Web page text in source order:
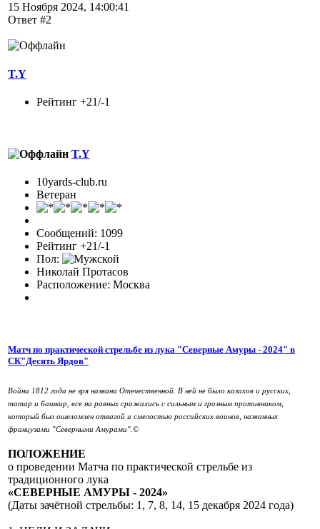
15 Ноября 2024, 14:00:41
Ответ #2
T.Y
Рейтинг +21/-1
T.Y
10yards-club.ru
Ветеран
Сообщений: 1099
Рейтинг +21/-1
Пол:
Николай Протасов
Расположение: Москва
Матч по практической стрельбе из лука "Северные Амуры - 2024" в
СК"Десять Ярдов"
Война 1812 года не зря названа Отечественной. В ней не было казахов и русских,
татар и башкир, все на равных сражались с сильным и грозным противником,
который был ошеломлен отвагой и смелостью российских воинов, названных
французами "Северными Амурами".©
ПОЛОЖЕНИЕ
о проведении Матча по практической стрельбе из
традиционного лука
«СЕВЕРНЫЕ АМУРЫ - 2024»
(Даты зачётной стрельбы: 1, 7, 8, 14, 15 декабря 2024 года)